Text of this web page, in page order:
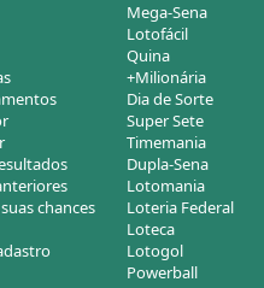
chances
Mega-Sena
Lotofácil
Quina
+Milionária
Dia de Sorte
Super Sete
Timemania
Dupla-Sena
Lotomania
Loteria Federal
Loteca
Lotogol
Powerball